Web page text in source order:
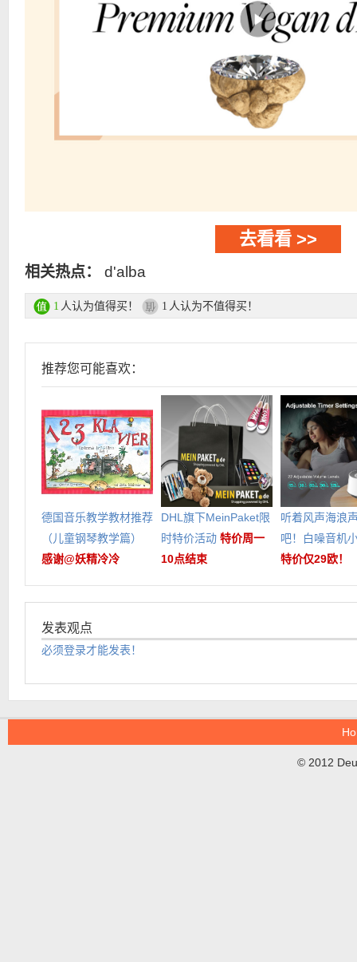
去看看 >>
相关热点： d'alba
1 人认为值得买！ 1 人认为不值得买！
推荐您可能喜欢：
德国音乐教学教材推荐
（儿童钢琴教学篇）
感谢@妖精冷冷
DHL旗下MeinPaket限
时特价活动 特价周一
10点结束
听着风声海浪
吧！白噪音机
特价仅29欧！
发表观点
必须登录才能发表！
© 2012